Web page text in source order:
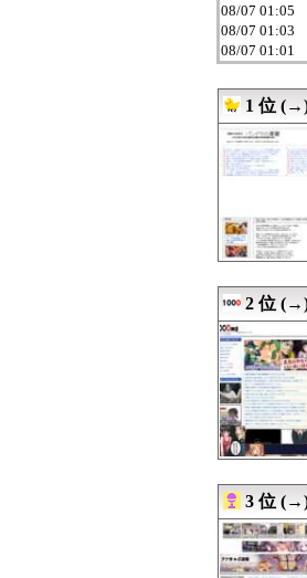
08/07 01:05
08/07 01:03
08/07 01:01
08/07 01:00
08/07 01:00
08/07 01:00
08/07 01:00
08/07 01:00
08/07 01:00
08/07 01:00
08/07 00:59
08/07 00:57
08/07 00:55
08/07 00:55
08/07 00:55
08/07 00:50
08/07 00:50
08/07 00:50
08/07 00:49
08/07 00:47
08/07 00:47
08/07 00:46
08/07 00:45
08/07 00:45
1 位
2 位
3 位